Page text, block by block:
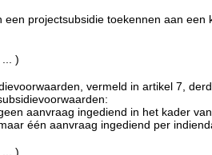
een projectsubsidie toekennen aan
)
vermeld in artikel 7,
aanvraag ingediend in het kader
één aanvraag ingediend per
)